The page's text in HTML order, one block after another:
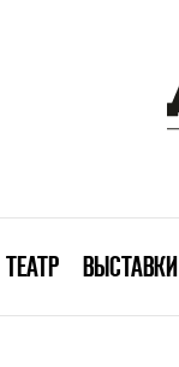
ТЕАТР ВЫСТАВКИ